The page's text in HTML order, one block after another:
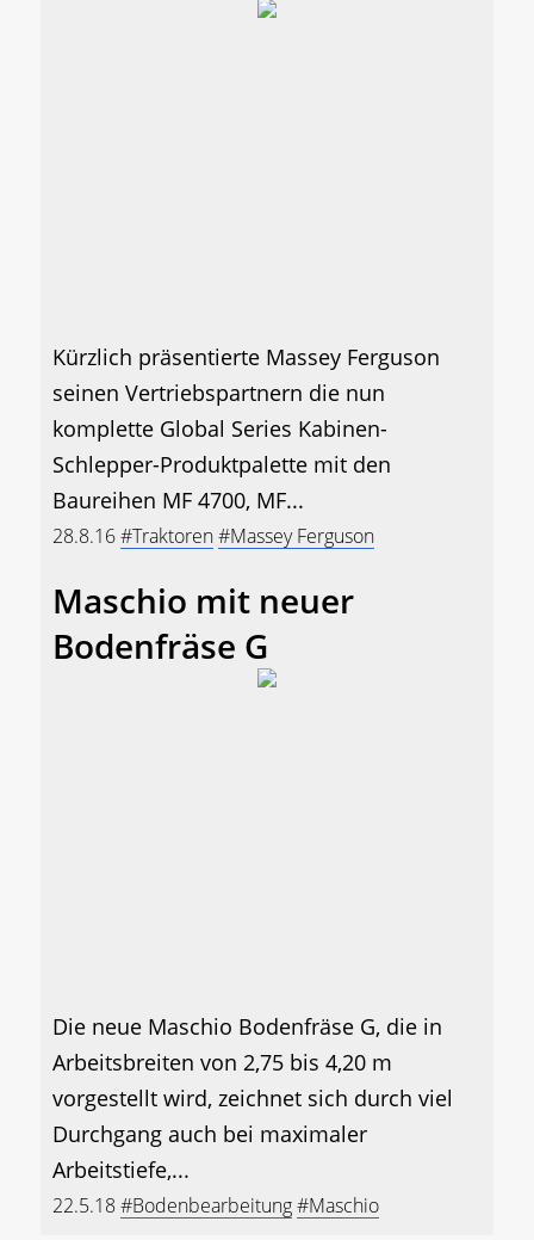
Kürzlich präsentierte Massey Ferguson
seinen Vertriebspartnern die nun
komplette Global Series Kabinen-
Schlepper-Produktpalette mit den
Baureihen MF 4700, MF...
28.8.16#Traktoren#Massey Ferguson
Maschio mit neuer
Bodenfräse G
Die neue Maschio Bodenfräse G, die in
Arbeitsbreiten von 2,75 bis 4,20 m
vorgestellt wird, zeichnet sich durch viel
Durchgang auch bei maximaler
Arbeitstiefe,...
22.5.18#Bodenbearbeitung#Maschio